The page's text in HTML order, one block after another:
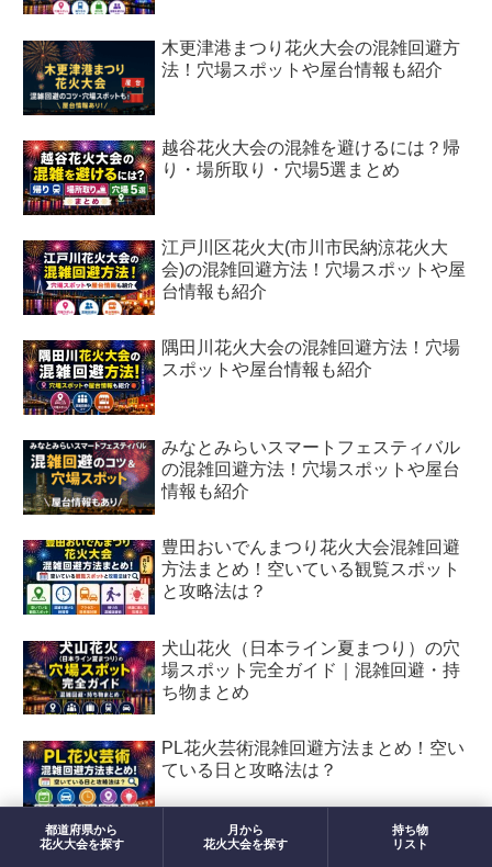
木更津港まつり花火大会の混雑回避方
法！穴場スポットや屋台情報も紹介
越谷花火大会の混雑を避けるには？帰
り・場所取り・穴場5選まとめ
江戸川区花火大(市川市民納涼花火大
会)の混雑回避方法！穴場スポットや屋
台情報も紹介
隅田川花火大会の混雑回避方法！穴場
スポットや屋台情報も紹介
みなとみらいスマートフェスティバル
の混雑回避方法！穴場スポットや屋台
情報も紹介
豊田おいでんまつり花火大会混雑回避
方法まとめ！空いている観覧スポット
と攻略法は？
犬山花火（日本ライン夏まつり）の穴
場スポット完全ガイド｜混雑回避・持
ち物まとめ
PL花火芸術混雑回避方法まとめ！空い
ている日と攻略法は？
熊谷花火大会の混雑回避方法！穴場ス
都道府県から
花火大会を探す
月から
花火大会を探す
持ち物
リスト